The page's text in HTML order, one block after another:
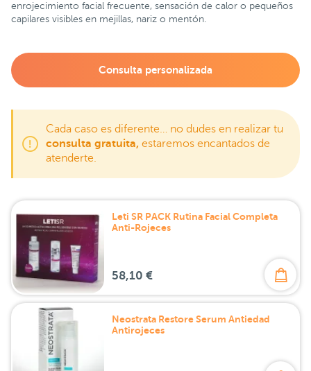
enrojecimiento facial frecuente, sensación de calor o pequeños
capilares visibles en mejillas, nariz o mentón.
Consulta personalizada
Cada caso es diferente… no dudes en realizar tu
consulta gratuita, estaremos encantados de
atenderte.
Leti SR PACK Rutina Facial Completa
Anti-Rojeces
58,10 €
Neostrata Restore Serum Antiedad
Antirojeces